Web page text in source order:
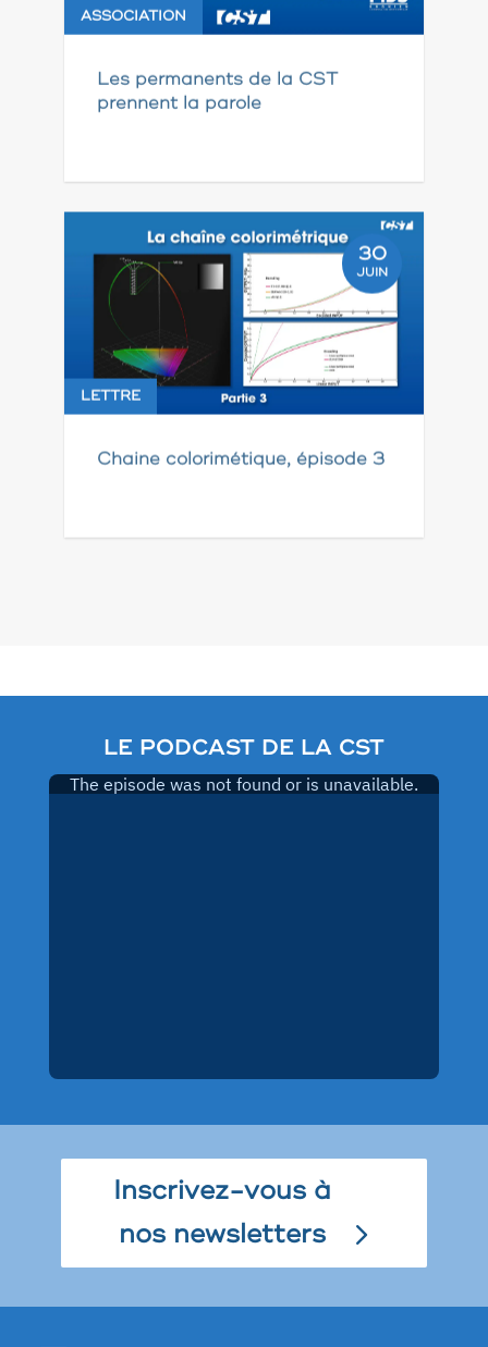
ASSOCIATION
Les permanents de la CST
prennent la parole
30
JUIN
LETTRE
Chaine colorimétique, épisode 3
LE PODCAST DE LA CST
Inscrivez-vous à
nos newsletters